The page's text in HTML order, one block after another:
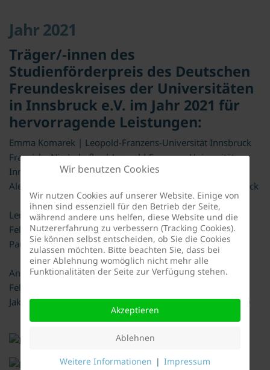
Jahr 2021
Träger/-innen des
Studienförderpreis des Deutschen
Freundeskreises der Universitäten
in Innsbruck e.V. im Jahr 2021 für
hervorragende Leistungen:
Emma Komarek | Leopold-Franzens-Universität Innsbruck
Franziska Niederkofler | Leopold-Franzens-Universität
Innsbruck
Alexander Steiner | Leopold-Franzens-Universität Innsbruck
Lena Karadar | Medizinische Universität Innsbruck
Felix Öttl | Medizinische Universität Innsbruck
Paul Salcher | Medizinische Universität Innsbruck
Anna Fürst | MCI Die Unternehmerische Hochschule®
Felix Mitterer | MCI Die Unternehmerische Hochschule®
Jakob Summer | MCI Die Unternehmerische Hochschule®
Wir benutzen Cookies
Wir nutzen Cookies auf unserer Website. Einige von
ihnen sind essenziell für den Betrieb der Seite,
während andere uns helfen, diese Website und die
Nutzererfahrung zu verbessern (Tracking Cookies).
Sie können selbst entscheiden, ob Sie die Cookies
zulassen möchten. Bitte beachten Sie, dass bei
einer Ablehnung womöglich nicht mehr alle
Funktionalitäten der Seite zur Verfügung stehen.
Akzeptieren
Ablehnen
Weitere Informationen | Impressum